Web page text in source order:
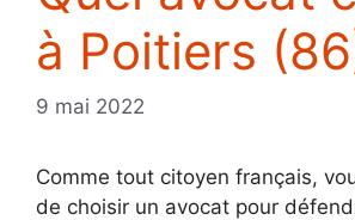
à Poitiers
9 mai 2022
Comme tout citoyen français,
de choisir un avocat pour